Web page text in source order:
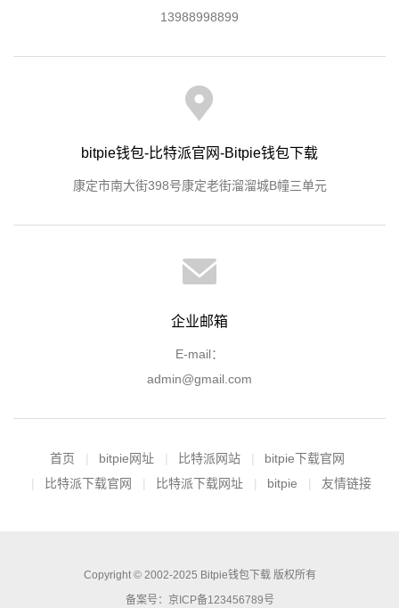
13988998899
bitpie钱包-比特派官网-Bitpie钱包下载
康定市南大街398号康定老街溜溜城B幢三单元
企业邮箱
E-mail：
admin@gmail.com
首页 bitpie网址 比特派网站
bitpie下载官网
比特派下载官网
比特派下载网址 bitpie 友情链接
Copyright © 2002-2025 Bitpie钱包下载 版权所有
备案号：京ICP备123456789号